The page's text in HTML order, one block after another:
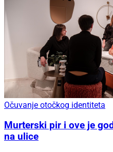
Očuvanje otočkog identiteta
Murterski pir i ove je
na ulice